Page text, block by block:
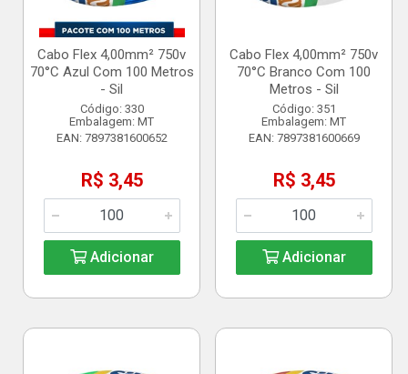
Cabo Flex 4,00mm² 750v
70°C Azul Com 100 Metros
- Sil
Código: 330
Embalagem: MT
EAN: 7897381600652
R$ 3,45
Adicionar
Cabo Flex 4,00mm² 750v
70°C Branco Com 100
Metros - Sil
Código: 351
Embalagem: MT
EAN: 7897381600669
R$ 3,45
Adicionar